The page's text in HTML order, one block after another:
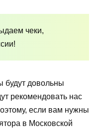
чеки,
будут довольны
рекомендовать нас
если вам нужны
в Московской